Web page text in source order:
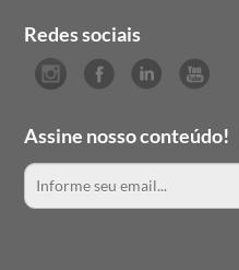
Redes sociais
Assine nosso conteúdo!